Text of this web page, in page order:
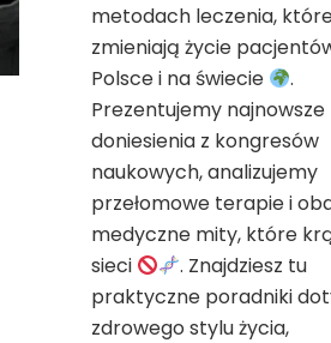
metodach leczenia,
zmieniają życie
Polsce i na świecie
.
Prezentujemy najnowsze
doniesienia z kongresów
naukowych, analizujemy
przełomowe terapie i
medyczne mity, które
sieci
. Znajdziesz tu
praktyczne poradniki
zdrowego stylu życia,